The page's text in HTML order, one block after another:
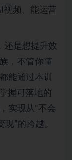
视频、能运营
还是想提升效
，不管你懂
能通过本训
握可落地的
实现从“不会
”的跨越。